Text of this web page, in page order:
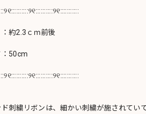
約2.3ｃｍ前後
：50cm
ド刺繍リボンは、細かい刺繍が施されてい